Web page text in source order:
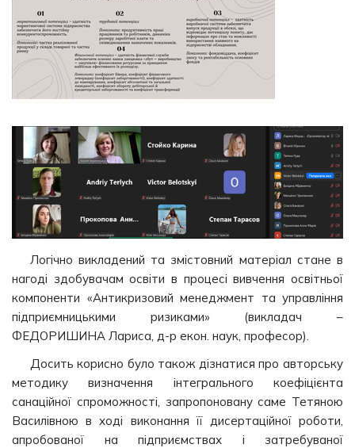
Логічно викладений та змістовний матеріал стане в
нагоді здобувачам освіти в процесі вивчення освітньої
компоненти «Антикризовий менеджмент та управління
підприємницькими ризиками» (викладач –
ФЕДОРИШИНА Лариса, д-р екон. наук, професор).
Досить корисно було також дізнатися про авторську
методику визначення інтегрального коефіцієнта
санаційної спроможності, запропоновану саме Тетяною
Василівною в ході виконання її дисертаційної роботи,
апробованої на підприємствах і затребуваної